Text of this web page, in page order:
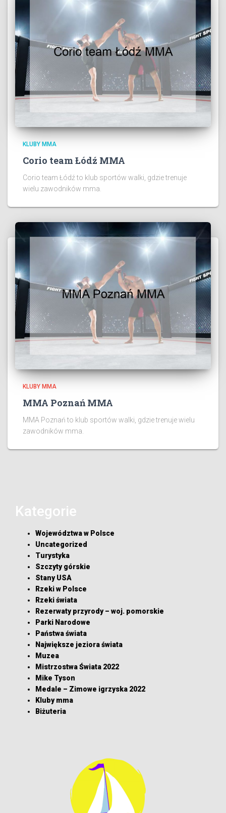
KLUBY MMA
Corio team Łódź MMA
Corio team Łódź to klub sportów walki, gdzie trenuje
wielu zawodników mma.
KLUBY MMA
MMA Poznań MMA
MMA Poznań to klub sportów walki, gdzie trenuje wielu
zawodników mma.
Kategorie
Województwa w Polsce
Uncategorized
Turystyka
Szczyty górskie
Stany USA
Rzeki w Polsce
Rzeki świata
Rezerwaty przyrody – woj. pomorskie
Parki Narodowe
Państwa świata
Największe jeziora świata
Muzea
Mistrzostwa Świata 2022
Mike Tyson
Medale – Zimowe igrzyska 2022
Kluby mma
Biżuteria